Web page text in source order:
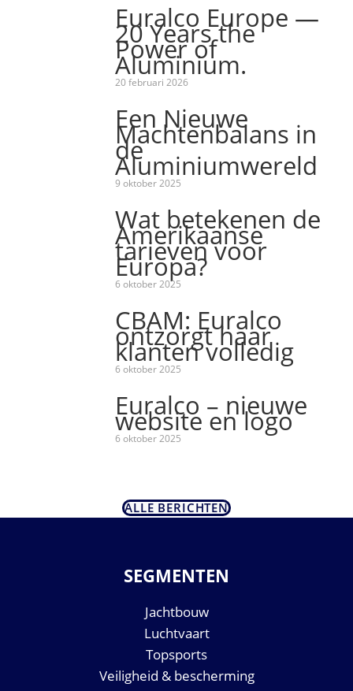
Euralco Europe —
20 Years the
Power of
Aluminium.
20 februari 2026
Een Nieuwe
Machtenbalans in
de
Aluminiumwereld
9 oktober 2025
Wat betekenen de
Amerikaanse
tarieven voor
Europa?
6 oktober 2025
CBAM: Euralco
ontzorgt haar
klanten volledig
6 oktober 2025
Euralco – nieuwe
website en logo
6 oktober 2025
ALLE BERICHTEN
SEGMENTEN
Jachtbouw
Luchtvaart
Topsports
Veiligheid & bescherming